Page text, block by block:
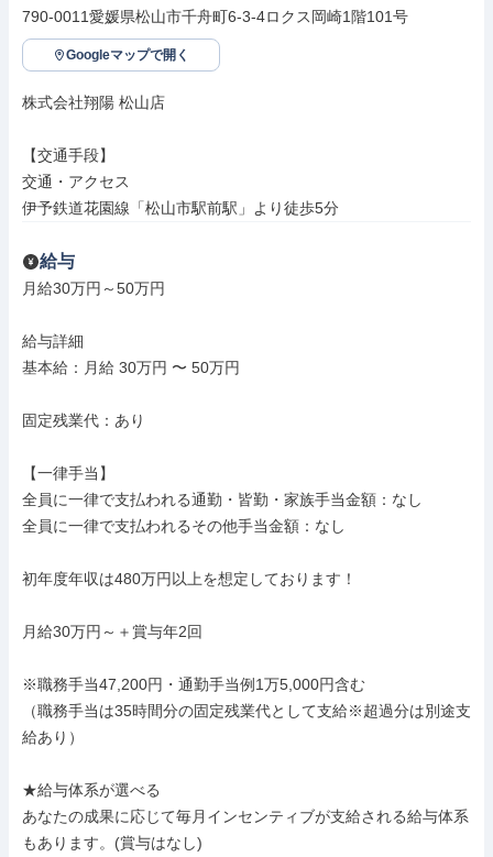
790-0011愛媛県松山市千舟町6-3-4ロクス岡崎1階101号
Googleマップで開く
株式会社翔陽 松山店
【交通手段】
交通・アクセス
伊予鉄道花園線「松山市駅前駅」より徒歩5分
給与
月給30万円～50万円
給与詳細
基本給：月給 30万円 〜 50万円
固定残業代：あり
【一律手当】
全員に一律で支払われる通勤・皆勤・家族手当金額：なし
全員に一律で支払われるその他手当金額：なし
初年度年収は480万円以上を想定しております！
月給30万円～＋賞与年2回
※職務手当47,200円・通勤手当例1万5,000円含む
（職務手当は35時間分の固定残業代として支給※超過分は別途支
給あり）
★給与体系が選べる
あなたの成果に応じて毎月インセンティブが支給される給与体系
もあります。(賞与はなし)